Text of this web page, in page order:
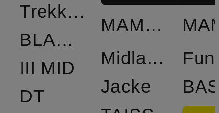
Trekkingschuhe
BLACKFIN
III MID
DT
MAMMUT
Midlayer-
Jacke